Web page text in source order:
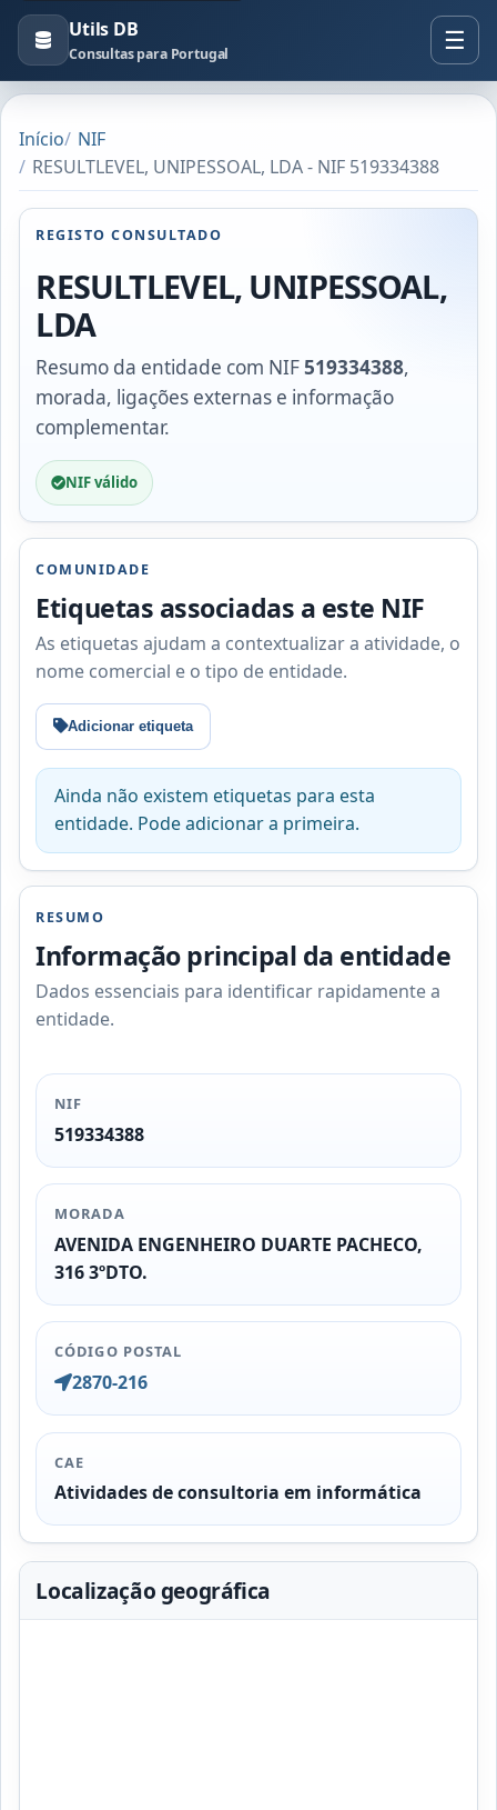
Utils DB
Consultas para Portugal
Início
NIF
RESULTLEVEL, UNIPESSOAL, LDA - NIF 519334388
REGISTO CONSULTADO
RESULTLEVEL, UNIPESSOAL,
LDA
Resumo da entidade com NIF519334388,
morada, ligações externas e informação
complementar.
NIF válido
COMUNIDADE
Etiquetas associadas a este NIF
As etiquetas ajudam a contextualizar a atividade, o
nome comercial e o tipo de entidade.
Adicionar etiqueta
Ainda não existem etiquetas para esta
entidade. Pode adicionar a primeira.
RESUMO
Informação principal da entidade
Dados essenciais para identificar rapidamente a
entidade.
NIF
519334388
MORADA
AVENIDA ENGENHEIRO DUARTE PACHECO,
316 3ºDTO.
CÓDIGO POSTAL
2870-216
CAE
Atividades de consultoria em informática
Localização geográfica